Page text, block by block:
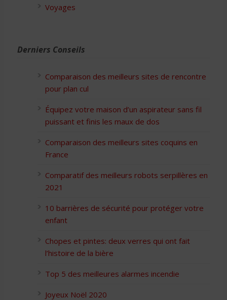
Voyages
Derniers Conseils
Comparaison des meilleurs sites de rencontre
pour plan cul
Équipez votre maison d’un aspirateur sans fil
puissant et finis les maux de dos
Comparaison des meilleurs sites coquins en
France
Comparatif des meilleurs robots serpillères en
2021
10 barrières de sécurité pour protéger votre
enfant
Chopes et pintes: deux verres qui ont fait
l’histoire de la bière
Top 5 des meilleures alarmes incendie
Joyeux Noël 2020